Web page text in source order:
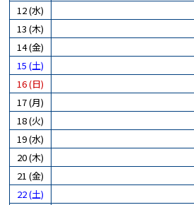
12 (水)
13 (木)
14 (金)
15 (土)
16 (日)
17 (月)
18 (火)
19 (水)
20 (木)
21 (金)
22 (土)